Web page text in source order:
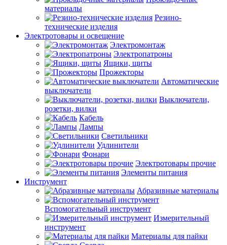
материалы
Резино-
технические изделия
Электротовары и освещение
Электромонтаж
Электропатроны
Ящики, щиты
Прожекторы
Автоматические
выключатели
Выключатели,
розетки, вилки
Кабель
Лампы
Светильники
Удлинители
Фонари
Электротовары прочие
Элементы питания
Инструмент
Абразивные материалы
Вспомогательный инструмент
Измерительный
инструмент
Материалы для пайки